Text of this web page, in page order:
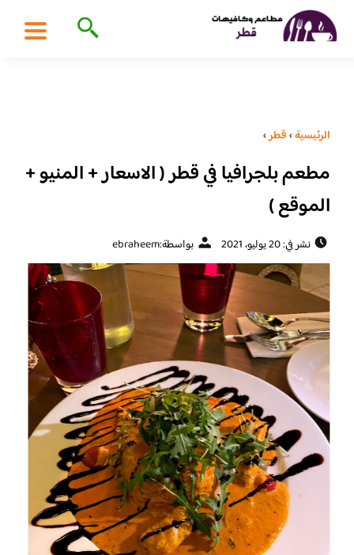
الرئيسية›قطر›
مطعم بلجرافيا في قطر ( الاسعار + المنيو +
الموقع )
نشر في: 20 يوليو، 2021 بواسطة:ebraheem